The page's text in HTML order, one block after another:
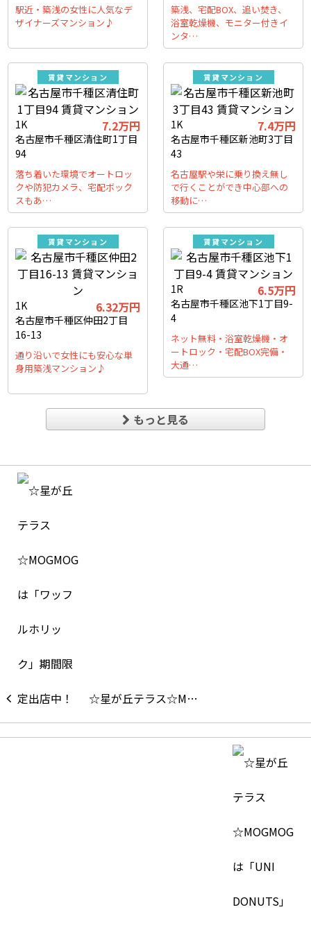
駅近・築浅の女性に人気なデ
ザイナーズマンション♪
築浅、宅配BOX、追い焚き、
浴室乾燥機、モニター付きイ
ンタ…
賃貸マンション
1K 7.2万円
名古屋市千種区清住町1丁目
94
落ち着いた環境でオートロッ
クや防犯カメラ、宅配ボック
スもあ…
賃貸マンション
1K 7.4万円
名古屋市千種区新池町3丁目
43
名古屋駅や栄に乗り換え無し
で行くことができ中心部への
移動に…
賃貸マンション
1K 6.32万円
名古屋市千種区仲田2丁目
16-13
通り沿いで女性にも安心な単
身用築浅マンション♪
賃貸マンション
1R 6.5万円
名古屋市千種区池下1丁目9-
4
ネット無料・浴室乾燥機・オ
ートロック・宅配BOX完備・
大通…
もっと見る
☆星が丘テラス☆M…